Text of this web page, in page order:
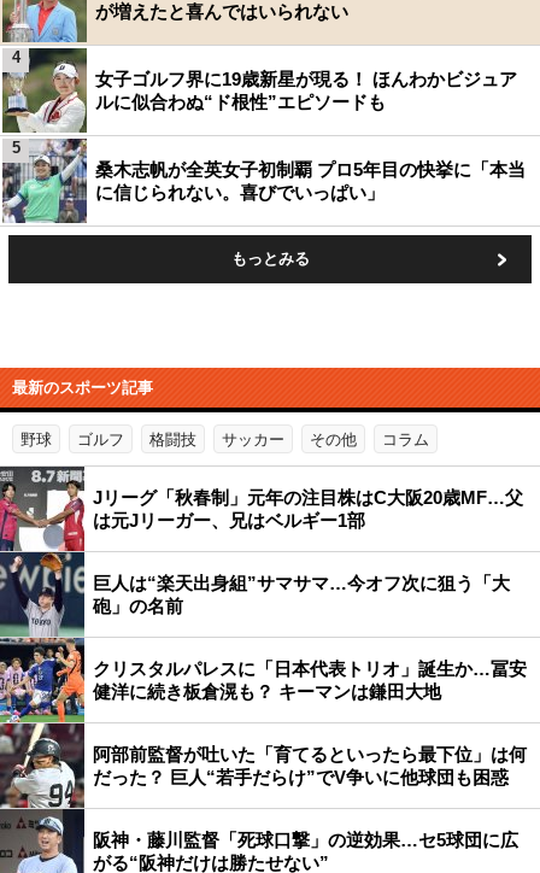
が増えたと喜んではいられない
女子ゴルフ界に19歳新星が現る！ ほんわかビジュア
ルに似合わぬ“ド根性”エピソードも
4
桑木志帆が全英女子初制覇 プロ5年目の快挙に「本当
に信じられない。喜びでいっぱい」
5
もっとみる
最新のスポーツ記事
野球 ゴルフ 格闘技 サッカー その他 コラム
Jリーグ「秋春制」元年の注目株はC大阪20歳MF…父
は元Jリーガー、兄はベルギー1部
巨人は“楽天出身組”サマサマ…今オフ次に狙う「大
砲」の名前
クリスタルパレスに「日本代表トリオ」誕生か…冨安
健洋に続き板倉滉も？ キーマンは鎌田大地
阿部前監督が吐いた「育てるといったら最下位」は何
だった？ 巨人“若手だらけ”でV争いに他球団も困惑
阪神・藤川監督「死球口撃」の逆効果…セ5球団に広
がる“阪神だけは勝たせない”